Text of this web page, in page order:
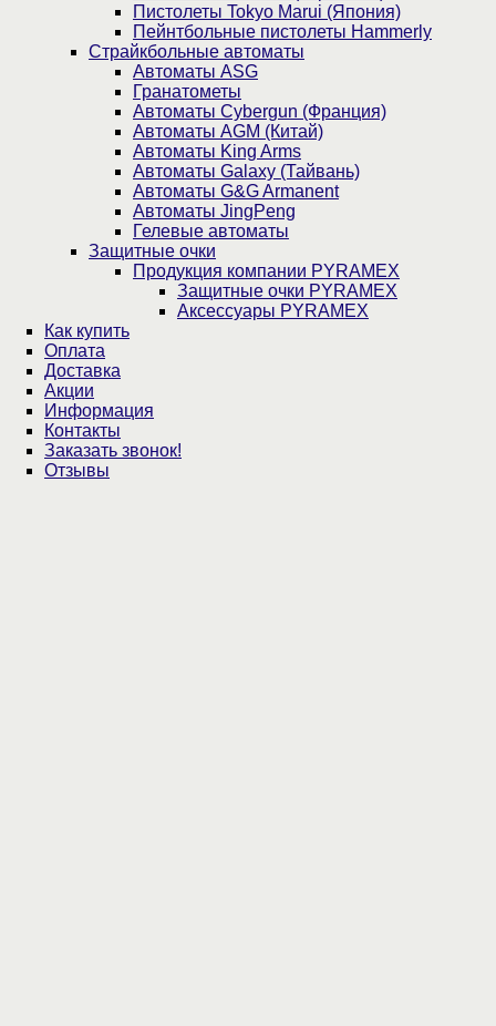
Пистолеты Tokyo Marui (Япония)
Пейнтбольные пистолеты Hammerly
Страйкбольные автоматы
Автоматы ASG
Гранатометы
Автоматы Cybergun (Франция)
Автоматы AGM (Китай)
Автоматы King Arms
Автоматы Galaxy (Тайвань)
Автоматы G&G Armanent
Автоматы JingPeng
Гелевые автоматы
Защитные очки
Продукция компании PYRAMEX
Защитные очки PYRAMEX
Аксессуары PYRAMEX
Как купить
Оплата
Доставка
Акции
Информация
Контакты
Заказать звонок!
Отзывы